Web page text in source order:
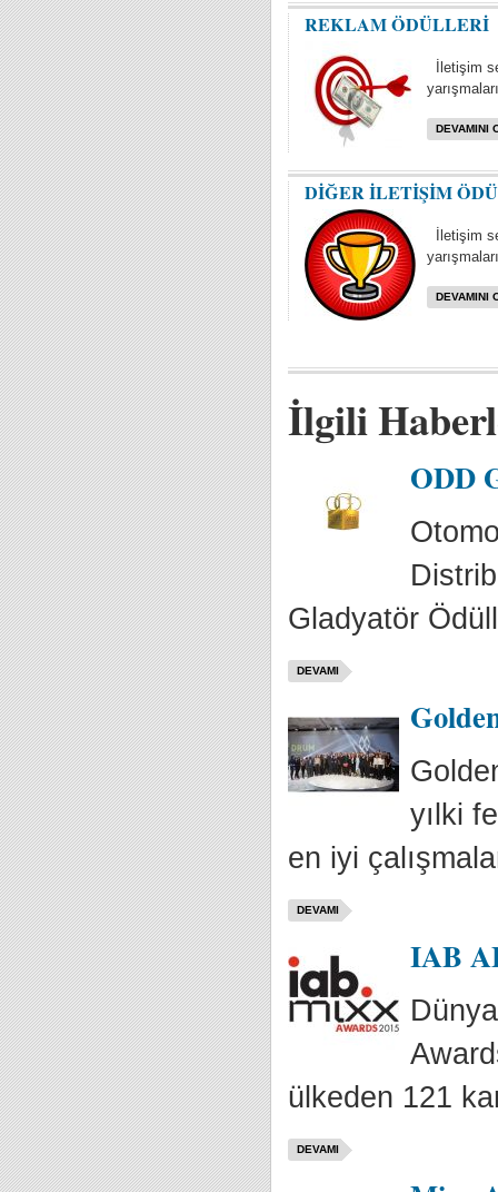
REKLAM ÖDÜLLERİ
İletişim
DEVAMINI
DİĞER İLETİŞİM
İletişim
DEVAMINI
İlgili
ODD
Gladyatör
DEVAMI
yılki
en iyi
DEVAMI
IAB
ülkeden 121
DEVAMI